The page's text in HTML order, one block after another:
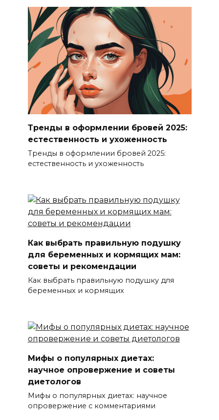
Тренды в оформлении бровей 2025:
естественность и ухоженность
Тренды в оформлении бровей 2025:
естественность и ухоженность
Как выбрать правильную подушку
для беременных и кормящих мам:
советы и рекомендации
Как выбрать правильную подушку для
беременных и кормящих
Мифы о популярных диетах:
научное опровержение и советы
диетологов
Мифы о популярных диетах: научное
опровержение с комментариями